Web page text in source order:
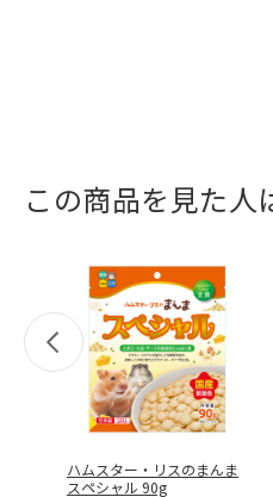
この商品を見た人
ハムスター・リスのまんま
スペシャル 90g